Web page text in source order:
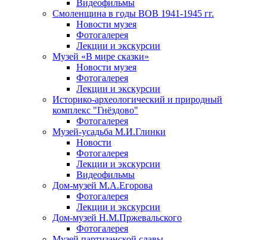
Видеофильмы
Смоленщина в годы ВОВ 1941-1945 гг.
Новости музея
Фотогалерея
Лекции и экскурсии
Музей «В мире сказки»
Новости музея
Фотогалерея
Лекции и экскурсии
Историко-археологический и природный
комплекс "Гнёздово"
Фотогалерея
Музей-усадьба М.И.Глинки
Новости
Фотогалерея
Лекции и экскурсии
Видеофильмы
Дом-музей М.А.Егорова
Фотогалерея
Лекции и экскурсии
Дом-музей Н.М.Пржевальского
Фотогалерея